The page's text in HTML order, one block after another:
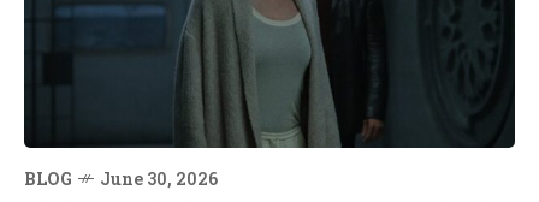
BLOG June 30, 2026